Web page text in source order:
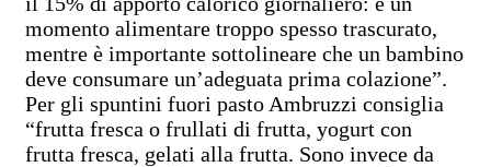
momento alimentare troppo spesso trascurato,
mentre è importante sottolineare che un bambino
deve consumare un’adeguata prima colazione”.
Per gli spuntini fuori pasto Ambruzzi consiglia
“frutta fresca o frullati di frutta, yogurt con
frutta fresca, gelati alla frutta. Sono invece da